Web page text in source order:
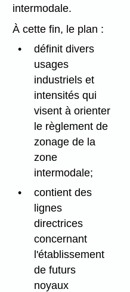
intermodale.
À cette fin, le plan :
définit divers
usages
industriels et
intensités qui
visent à orienter
le règlement de
zonage de la
zone
intermodale;
contient des
lignes
directrices
concernant
l'établissement
de futurs
noyaux